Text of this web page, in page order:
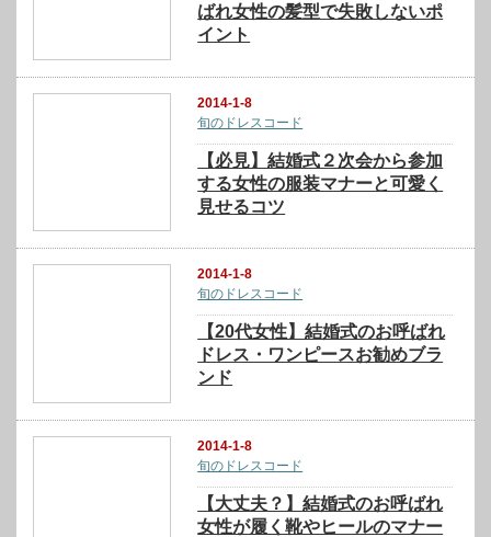
ばれ女性の髪型で失敗しないポ
イント
2014-1-8
旬のドレスコード
【必見】結婚式２次会から参加
する女性の服装マナーと可愛く
見せるコツ
2014-1-8
旬のドレスコード
【20代女性】結婚式のお呼ばれ
ドレス・ワンピースお勧めブラ
ンド
2014-1-8
旬のドレスコード
【大丈夫？】結婚式のお呼ばれ
女性が履く靴やヒールのマナー